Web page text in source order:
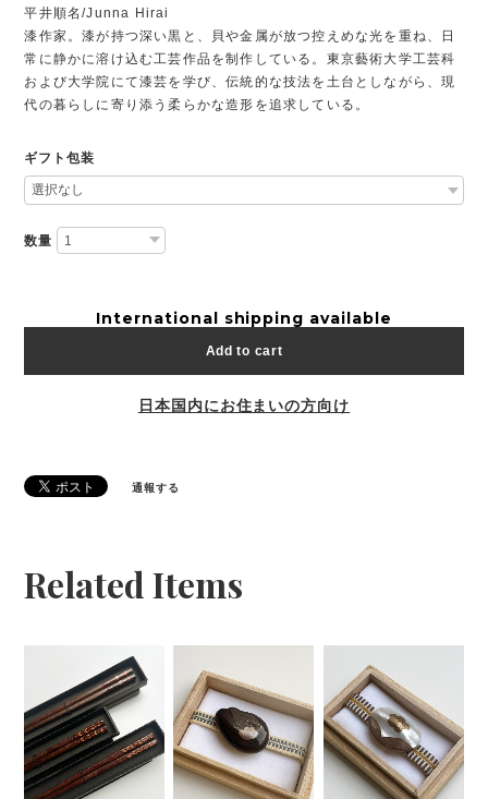
平井順名/Junna Hirai
漆作家。漆が持つ深い黒と、貝や金属が放つ控えめな光を重ね、日
常に静かに溶け込む工芸作品を制作している。東京藝術大学工芸科
および大学院にて漆芸を学び、伝統的な技法を土台としながら、現
代の暮らしに寄り添う柔らかな造形を追求している。
ギフト包装
数量
International shipping available
Add to cart
日本国内にお住まいの方向け
通報する
Related Items